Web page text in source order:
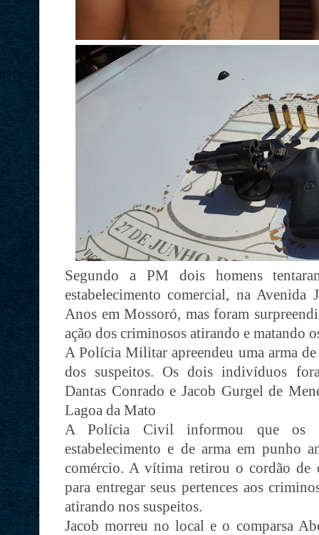
Segundo a PM dois homens
estabelecimento comercial, na
Anos em Mossoró, mas foram
ação dos criminosos atirando e matando
A Polícia Militar apreendeu uma arma
dos suspeitos. Os dois indivíduos
Dantas Conrado e Jacob Gurgel de
Lagoa da Mato
A Polícia Civil informou que os
estabelecimento e de arma em punho
comércio. A vítima retirou o cordão de
para entregar seus pertences aos
atirando nos suspeitos.
Jacob morreu no local e o comparsa